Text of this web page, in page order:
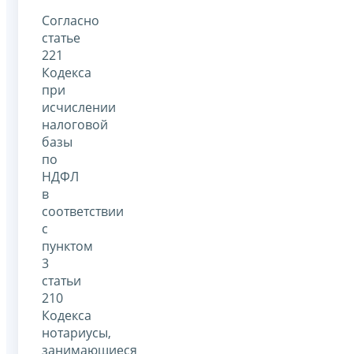
Согласно
статье
221
Кодекса
при
исчислении
налоговой
базы
по
НДФЛ
в
соответствии
с
пунктом
3
статьи
210
Кодекса
нотариусы,
занимающиеся